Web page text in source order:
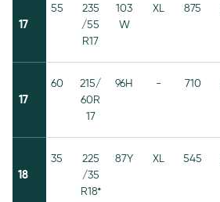
17
55
235
/55
R17
103
W
XL 875
17
60
215/
60R
17
96H - 710
18
35
225
/35
R18*
87Y XL 545